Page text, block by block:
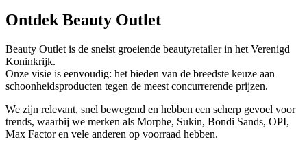
Ontdek Beauty Outlet
Beauty Outlet is de snelst groeiende beautyretailer in het Verenigd
Koninkrijk.
Onze visie is eenvoudig: het bieden van de breedste keuze aan
schoonheidsproducten tegen de meest concurrerende prijzen.
We zijn relevant, snel bewegend en hebben een scherp gevoel voor
trends, waarbij we merken als Morphe, Sukin, Bondi Sands, OPI,
Max Factor en vele anderen op voorraad hebben.